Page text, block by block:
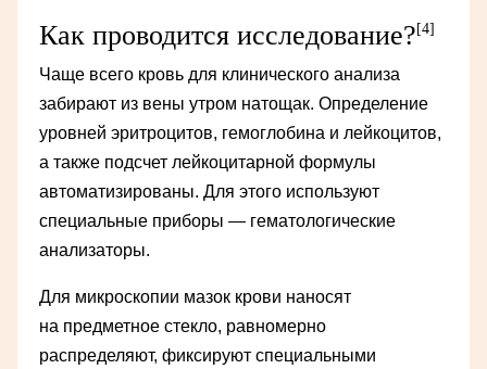
Как проводится исследование? [4]
Чаще всего кровь для клинического анализа
забирают из вены утром натощак. Определение
уровней эритроцитов, гемоглобина и лейкоцитов,
а также подсчет лейкоцитарной формулы
автоматизированы. Для этого используют
специальные приборы — гематологические
анализаторы.
Для микроскопии мазок крови наносят
на предметное стекло, равномерно
распределяют, фиксируют специальными